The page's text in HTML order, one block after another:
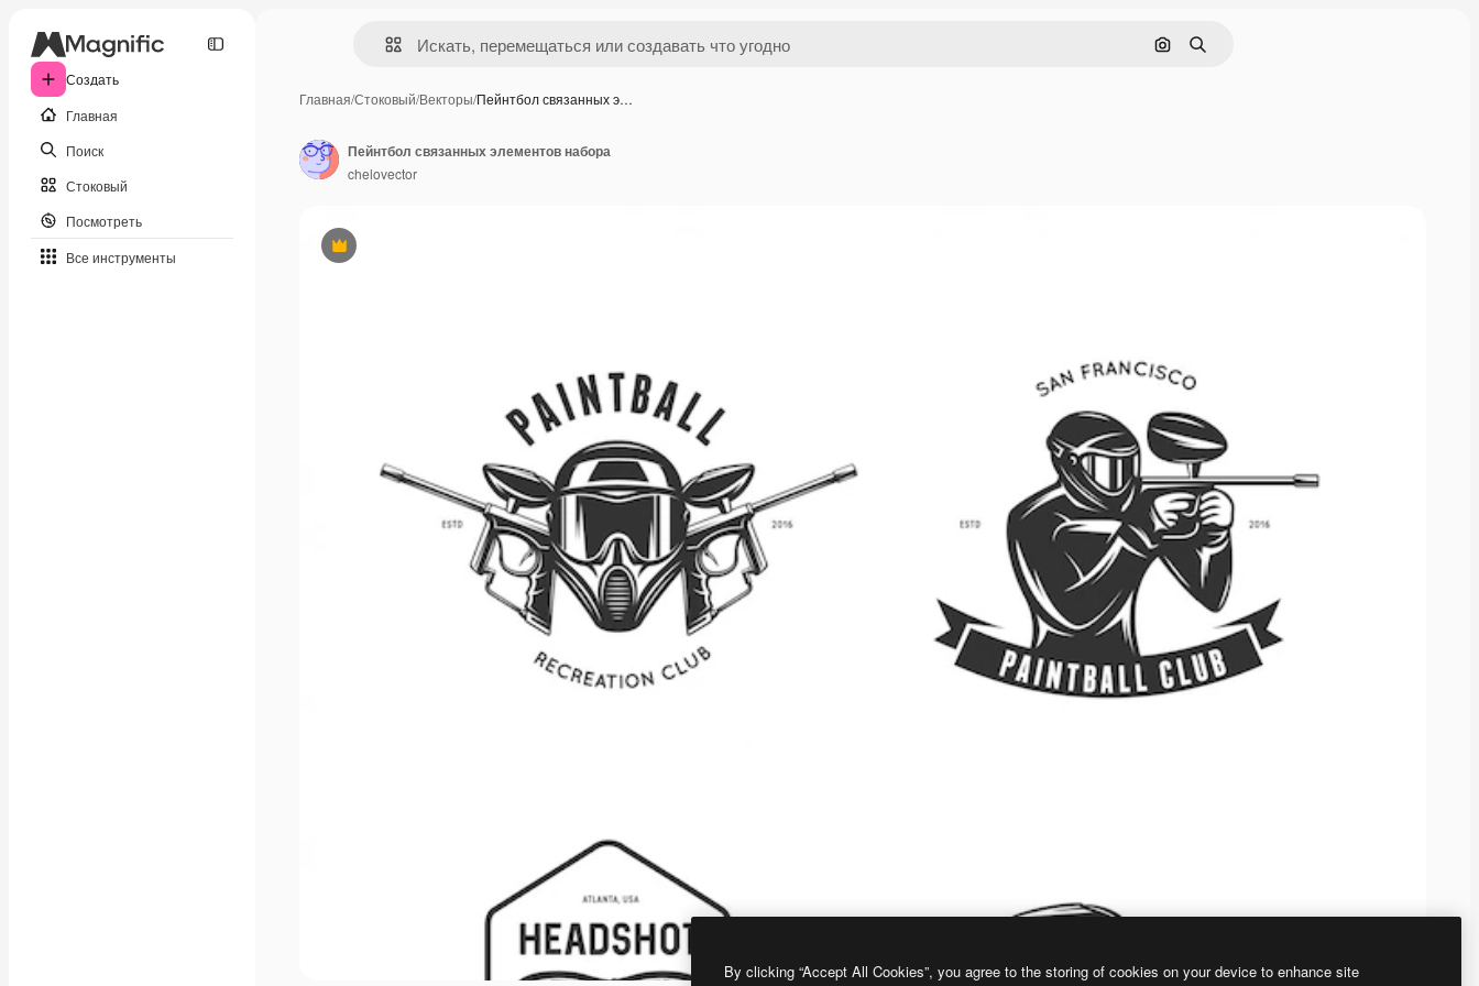
Создать
Главная
Поиск
Стоковый
Посмотреть
Все инструменты
Поиск по изображению
Поиск
Главная/Стоковый/Векторы/Пейнтбол связанных э…
Премиум
Пейнтбол связанных элементов набора
chelovector
By clicking “Accept All Cookies”, you agree to the storing of cookies on your device to enhance site